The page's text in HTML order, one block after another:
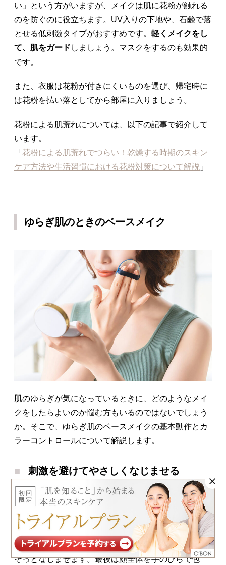
い」という方がいますが、メイクは肌に花粉が触れる
のを防ぐのに役立ちます。UV入りの下地や、石鹸で落
とせる低刺激タイプがおすすめです。 軽くメイクをし
て、肌をガード しましょう。マスクをするのも効果的
です。
また、衣服は花粉が付きにくいものを選び、帰宅時に
は花粉を払い落としてから部屋に入りましょう。
花粉による肌荒れについては、以下の記事で紹介して
います。
「 花粉による肌荒れでつらい！乾燥する時期のスキン
ケア方法や生活習慣における花粉対策について解説 」
ゆらぎ肌のときのベースメイク
肌のゆらぎが気になっているときに、どのようなメイ
クをしたらよいのか悩む方もいるのではないでしょう
か。そこで、ゆらぎ肌のベースメイクの基本動作とカ
ラーコントロールについて解説します。
刺激を避けてやさしくなじませる
ゆらぎ肌は刺激に敏感なため、ベースメイクで肌に負
担をかけないことが大切です。
化粧下地を使う際は、スキンケアのときのようにやさ
しく塗りましょう。目元や口元、小鼻まわりは指先で
そっとなじませます。最後は顔全体を手のひらで包